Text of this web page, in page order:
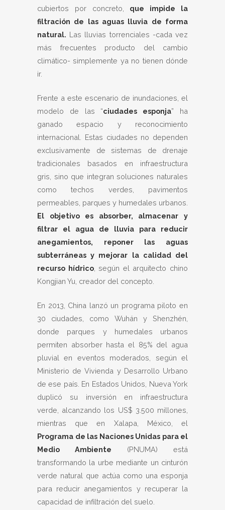
cubiertos por concreto,
que impide la
filtración de las aguas lluvia de forma
natural. Las lluvias torrenciales -cada vez
más frecuentes producto del cambio
climático- simplemente ya no tienen dónde
ir.
Frente a este escenario de inundaciones, el
modelo de las “ciudades esponja” ha
ganado espacio y reconocimiento
internacional. Estas ciudades no dependen
exclusivamente de sistemas de drenaje
tradicionales basados en infraestructura
gris, sino que integran soluciones naturales
como techos verdes, pavimentos
permeables, parques y humedales urbanos.
El objetivo es absorber, almacenar y
filtrar el agua de lluvia para reducir
anegamientos, reponer las aguas
subterráneas y mejorar la calidad del
recurso hídrico, según el arquitecto chino
Kongjian Yu, creador del concepto.
En 2013, China lanzó un programa piloto en
30 ciudades, como Wuhán y Shenzhén,
donde parques y humedales urbanos
permiten absorber hasta el 85% del agua
pluvial en eventos moderados, según el
Ministerio de Vivienda y Desarrollo Urbano
de ese país. En Estados Unidos, Nueva York
duplicó su inversión en infraestructura
verde, alcanzando los US$ 3.500 millones,
mientras que en Xalapa, México, el
Programa de las Naciones Unidas para el
Medio Ambiente (PNUMA) está
transformando la urbe mediante un cinturón
verde natural que actúa como una esponja
para reducir anegamientos y recuperar la
capacidad de infiltración del suelo.